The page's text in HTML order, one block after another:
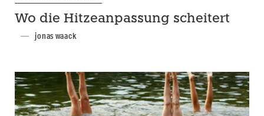
Wo die Hitzeanpassung scheitert
jonas waack